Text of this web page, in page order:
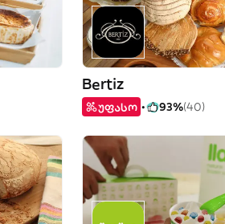
Bertiz
უფასო 93%(40)